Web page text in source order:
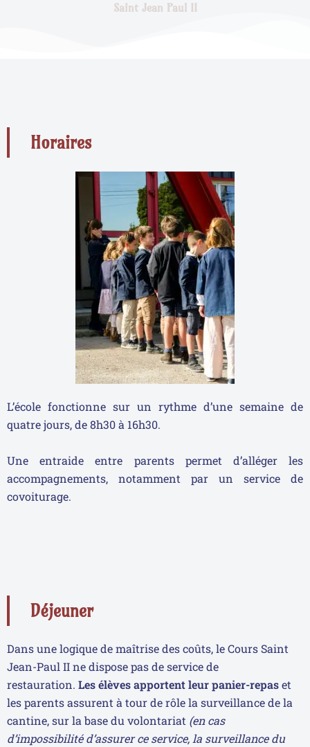
Saint Jean Paul II
Horaires
L’école fonctionne sur un rythme d’une semaine de
quatre jours, de 8h30 à 16h30.
Une entraide entre parents permet d’alléger les
accompagnements, notamment par un service de
covoiturage.
Déjeuner
Dans une logique de maîtrise des coûts, le Cours Saint
Jean-Paul II ne dispose pas de service de
restauration. Les élèves apportent leur panier-repaset
les parents assurent à tour de rôle la surveillance de la
cantine, sur la base du volontariat (en cas
d’impossibilité d’assurer ce service, la surveillance du